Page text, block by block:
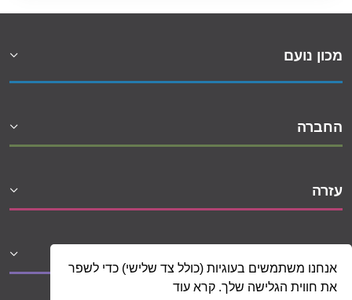
אנחנו משתמשים בעוגיות (כולל צד שלישי) כדי לשפר
את חווית הגלישה שלך. קרא עוד
מכון נועם
החברה
עזרה